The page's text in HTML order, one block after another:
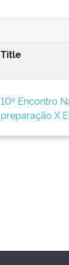
Title
10º Encontro
preparação X